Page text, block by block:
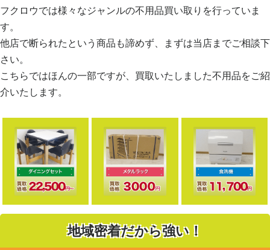
フクロウでは様々なジャンルの不用品買い取りを行っていま
す。
他店で断られたという商品も諦めず、まずは当店までご相談下
さい。
こちらではほんの一部ですが、買取いたしました不用品をご紹
介いたします。
地域密着だから強い！